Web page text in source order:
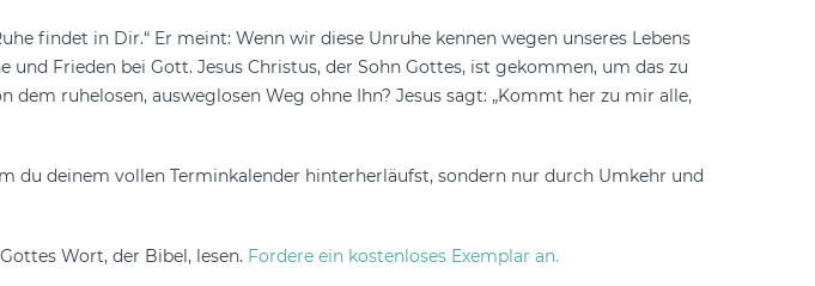
findet in Dir.“ Er meint: Wenn wir diese Unruhe kennen wegen unseres Lebens
Frieden bei Gott. Jesus Christus, der Sohn Gottes, ist gekommen, um das zu
ruhelosen, ausweglosen Weg ohne Ihn? Jesus sagt: „Kommt her zu mir alle,
du deinem vollen Terminkalender hinterherläufst, sondern nur durch Umkehr und
Wort, der Bibel, lesen. Fordere ein kostenloses Exemplar an.